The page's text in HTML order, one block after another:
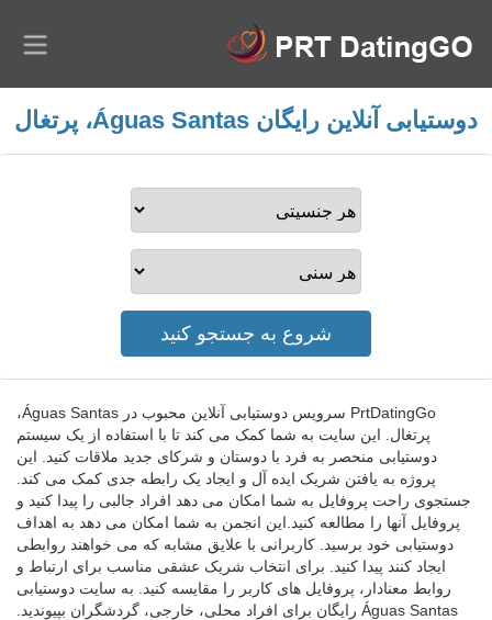
دوستیابی آنلاین رایگان Águas Santas، پرتغال
PrtDatingGo سرویس دوستیابی آنلاین محبوب در Águas Santas،
پرتغال. این سایت به شما کمک می کند تا با استفاده از یک سیستم
دوستیابی منحصر به فرد با دوستان و شرکای جدید ملاقات کنید. این
پروژه به یافتن شریک ایده آل و ایجاد یک رابطه جدی کمک می کند.
جستجوی راحت پروفایل به شما امکان می دهد افراد جالبی را پیدا کنید و
پروفایل آنها را مطالعه کنید.این انجمن به شما امکان می دهد به اهداف
دوستیابی خود برسید. کاربرانی با علایق مشابه که می خواهند روابطی
ایجاد کنند پیدا کنید. برای انتخاب شریک عشقی مناسب برای ارتباط و
روابط معنادار، پروفایل های کاربر را مقایسه کنید. به سایت دوستیابی
Águas Santas رایگان برای افراد محلی، خارجی، گردشگران بپیوندید.